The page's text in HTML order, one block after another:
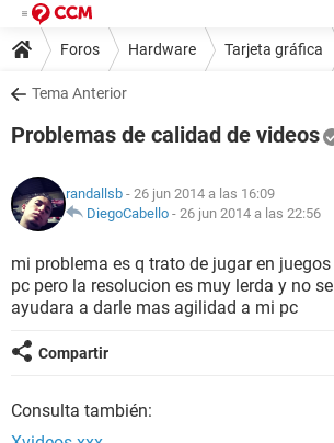
Foros Hardware Tarjeta gráfica
Tema Anterior
Problemas de calidad de videos
randallsb - 26 jun 2014 a las 16:09
DiegoCabello - 26 jun 2014 a las 22:56
mi problema es q trato de jugar en juegos
pc pero la resolucion es muy lerda y no
ayudara a darle mas agilidad a mi pc
Compartir
Consulta también: